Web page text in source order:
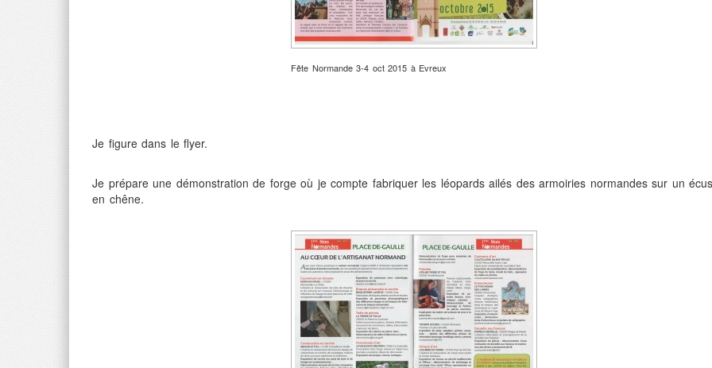
Fête Normande 3-4 oct 2015 à Evreux
Je figure dans le flyer.
Je prépare une démonstration de forge où je compte fabriquer les léopards ailés des armoiries normandes sur un
en chêne.